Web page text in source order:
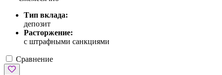
Тип вклада:
депозит
Расторжение:
с штрафными санкциями
Сравнение